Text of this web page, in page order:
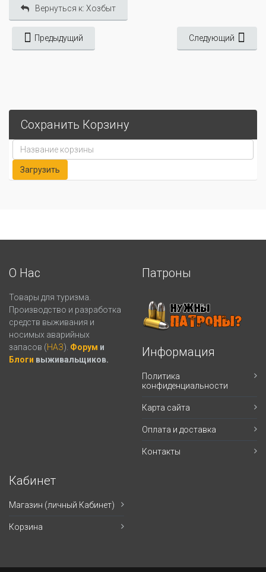
Вернуться к: Хозбыт
Предыдущий Следующий
Сохранить Корзину
О Нас
Товары для туризма.
Производство и разработка
средств выживания и
носимых аварийных
запасов (НАЗ). Форум и
Блоги выживальщиков.
Патроны
Информация
Политика
конфиденциальности
Карта сайта
Оплата и доставка
Контакты
Кабинет
Магазин (личный Кабинет)
Корзина